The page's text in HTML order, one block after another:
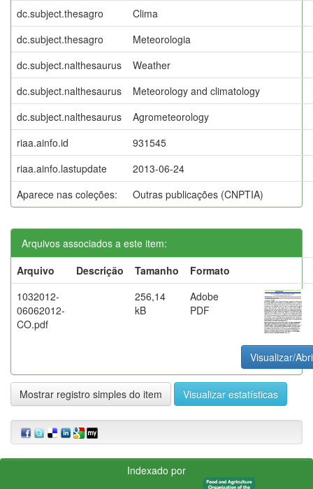
dc.subject.thesagro
Clima
dc.subject.thesagro
Meteorologia
dc.subject.nalthesaurus
Weather
dc.subject.nalthesaurus
Meteorology and climatology
dc.subject.nalthesaurus
Agrometeorology
riaa.ainfo.id
931545
riaa.ainfo.lastupdate
2013-06-24
Aparece nas coleções:
Outras publicações (CNPTIA)
Arquivos associados a este item:
Arquivo
Descrição Tamanho
Formato
1032012-
06062012-
CO.pdf
256,14
kB
Adobe
PDF
Visualizar/
Mostrar registro simples do item Visualizar estatísticas
Indexado por